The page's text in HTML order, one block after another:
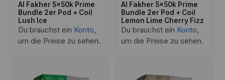
Al Fakher 5x50k Prime
Bundle 2er Pod + Coil
Lush Ice
Du brauchst ein Konto,
um die Preise zu sehen.
Al Fakher 5x50k Prime
Bundle 2er Pod + Coil
Lemon Lime Cherry Fizz
Du brauchst ein Konto,
um die Preise zu sehen.